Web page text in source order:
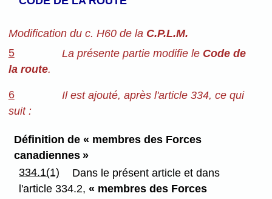
Modification du c. H60 de la C.P.L.M.
5
La présente partie modifie leCode de
la route.
6
Il est ajouté, après l'article 334, ce qui
suit :
Définition de « membres des Forces
canadiennes »
334.1(1)
Dans le présent article et dans
l'article 334.2,« membres des Forces